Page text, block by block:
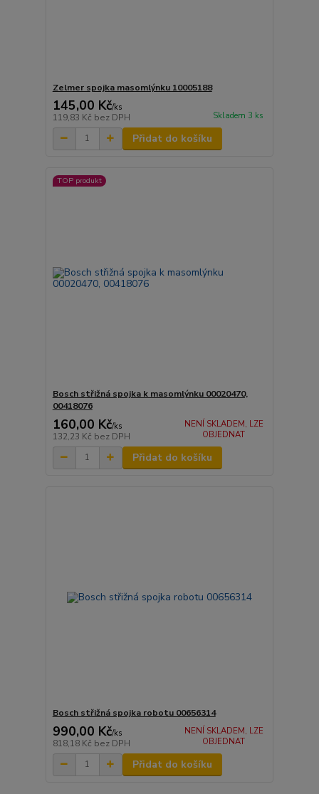
Zelmer spojka masomlýnku 10005188
145,00 Kč/ks
119,83 Kč bez DPH Skladem 3 ks
Přidat do košíku
TOP produkt
Bosch střižná spojka k masomlýnku 00020470,
00418076
160,00 Kč/ks
132,23 Kč bez DPH
NENÍ SKLADEM, LZE
OBJEDNAT
Přidat do košíku
Bosch střižná spojka robotu 00656314
990,00 Kč/ks
818,18 Kč bez DPH
NENÍ SKLADEM, LZE
OBJEDNAT
Přidat do košíku